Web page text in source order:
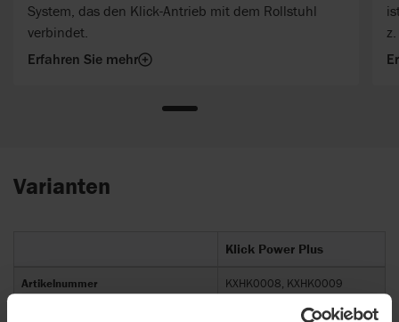
System, das den Klick-Antrieb mit dem Rollstuhl
verbindet.
Erfahren Sie mehr
Varianten
Klick Power Plus
Artikelnummer KXHK0008, KXHK0009